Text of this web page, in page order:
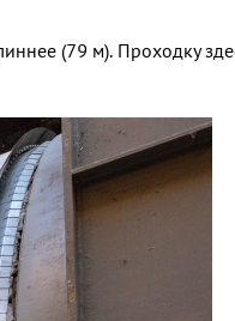
(79 м). Проходку